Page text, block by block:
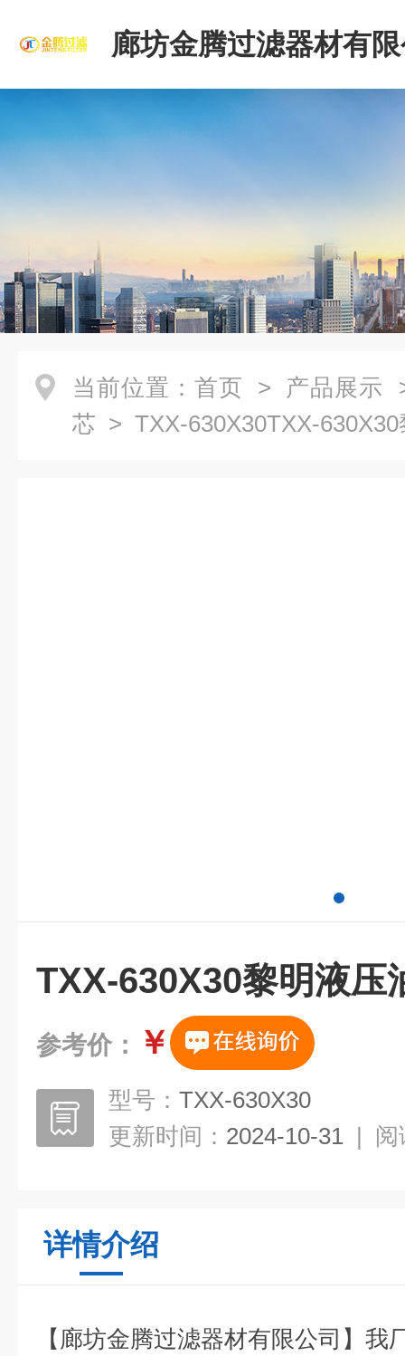
廊坊金腾过滤器材有
当前位置： 首页 > 产品展示
芯 > TXX-630X30TXX-
TXX-630X30黎明液压
参考价： ￥
型号： TXX-630X30
更新时间： 2024-10-31 | 阅
详情介绍
【廊坊金腾过滤器材有限公司】